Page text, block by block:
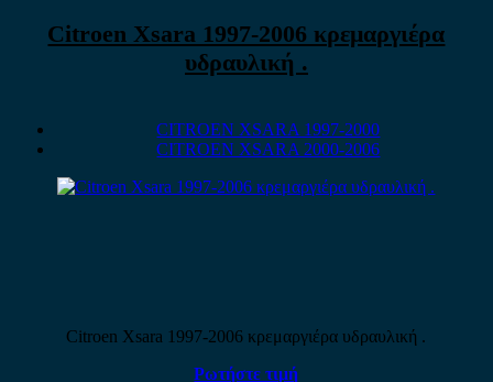
Citroen Xsara 1997-2006 κρεμαργιέρα
υδραυλική .
CITROEN XSARA 1997-2000
CITROEN XSARA 2000-2006
Citroen Xsara 1997-2006 κρεμαργιέρα υδραυλική .
Ρωτήστε τιμή